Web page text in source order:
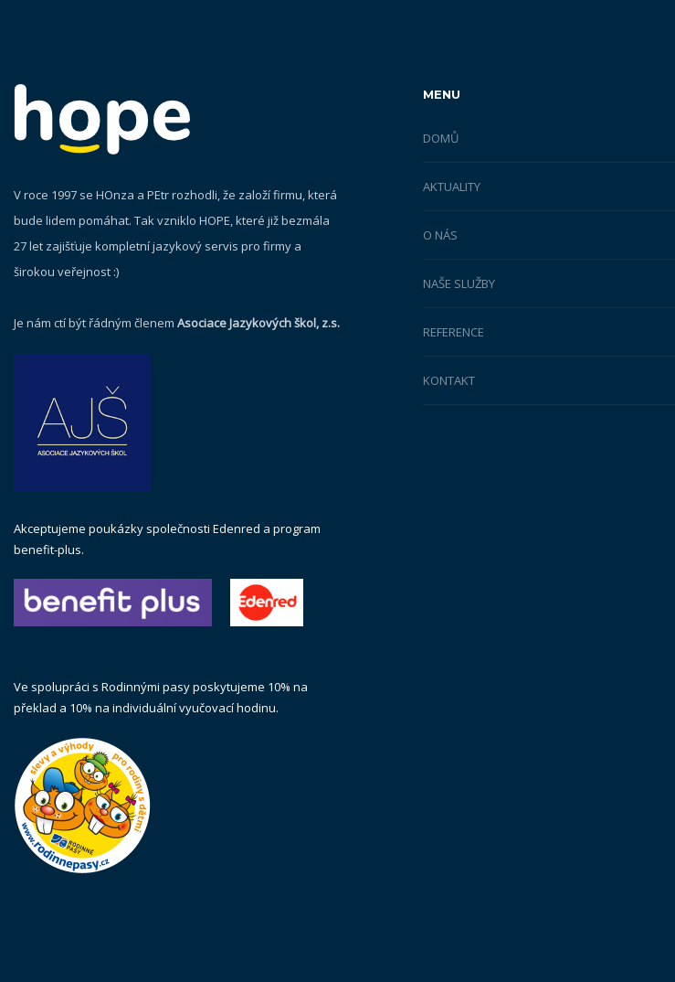
V roce 1997 se HOnza a PEtr rozhodli, že založí firmu, která
bude lidem pomáhat. Tak vzniklo HOPE, které již bezmála
27 let zajišťuje kompletní jazykový servis pro firmy a
širokou veřejnost :)
Je nám ctí být řádným členem Asociace Jazykových škol, z.s.
Akceptujeme poukázky společnosti Edenred a program
benefit-plus.
Ve spolupráci s Rodinnými pasy poskytujeme 10% na
překlad a 10% na individuální vyučovací hodinu.
MENU
DOMŮ
AKTUALITY
O NÁS
NAŠE SLUŽBY
REFERENCE
KONTAKT